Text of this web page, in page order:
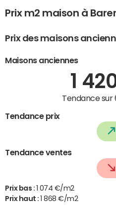
Prix m2 maison à
Prix des maisons
Maisons anciennes
1
Tendance sur
Tendance prix
Tendance ventes
Prix bas :
1 074 €/m2
Prix haut :
1 868 €/m2